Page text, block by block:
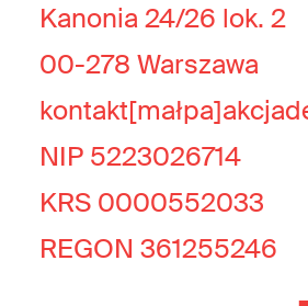
Kanonia 24/26 lok. 2
00-278 Warszawa
NIP 5223026714
KRS 0000552033
REGON 361255246